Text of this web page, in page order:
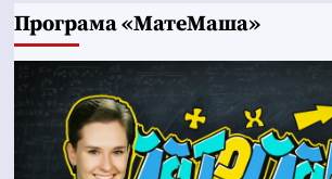
Програма «МатеМаша»